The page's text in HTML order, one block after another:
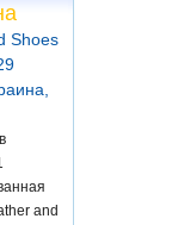
Shoes
and